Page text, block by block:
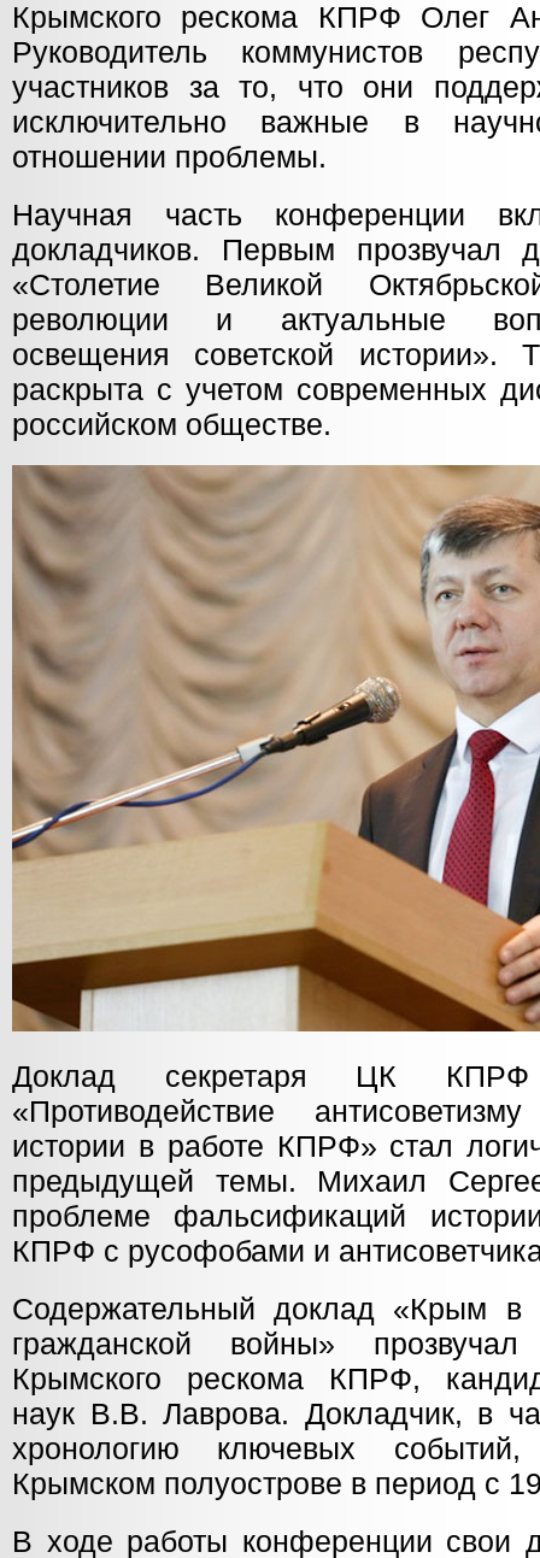
Крымского рескома КПРФ Олег
Руководитель коммунистов
участников за то, что они
исключительно важные в
отношении проблемы.
Научная часть конференции
докладчиков. Первым прозвучал
«Столетие Великой
революции и актуальные
освещения советской истории».
раскрыта с учетом современных
российском обществе.
Доклад секретаря ЦК
«Противодействие
истории в работе КПРФ» стал
предыдущей темы. Михаил
проблеме фальсификаций
КПРФ с русофобами и
Содержательный доклад «Крым в
гражданской войны»
Крымского рескома КПРФ,
наук В.В. Лаврова. Докладчик, в
хронологию ключевых
Крымском полуострове в период с
В ходе работы конференции свои